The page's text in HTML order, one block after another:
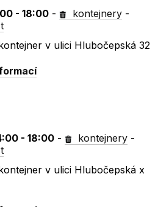
- 18:00 - kontejnery -
v ulici Hlubočepská 32
- 18:00 - kontejnery -
v ulici Hlubočepská x